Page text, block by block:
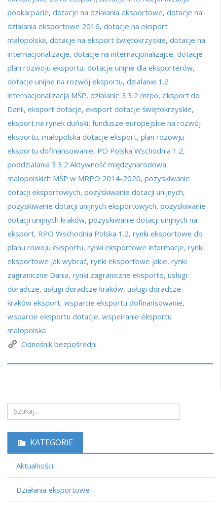
podkarpacie, dotacje na działania eksportowe, dotacje na
działania eksportowe 2016, dotacje na eksport
małopolska, dotacje na eksport świętokrzyskie, dotacje na
internacjonalizacje, dotacje na internacjonalizajce, dotacje
plan rozwoju eksportu, dotacje unijne dla eksporterów,
dotacje unijne na rozwój eksportu, działanie 1.2
internacjonalizacja MŚP, działanie 3.3.2 mrpo, eksport do
Danii, eksport dotacje, eksport dotacje świętokrzyskie,
eksport na rynek duński, fundusze europejskie na rozwój
eksportu, małopolska dotacje eksport, plan rozowju
eksportu dofinansowanie, PO Polska Wschodnia 1.2,
poddziałania 3.3.2 Aktywność międzynarodowa
małopolskich MŚP w MRPO 2014-2020, pozyskiwanie
dotacji eksportowych, pozyskiwanie dotacji unijnych,
pozyskiwanie dotacji unijnych eksportowych, pozyskiwanie
dotacji unijnych kraków, pozyskiwanie dotacji unijnych na
eksport, RPO Wschodnia Polska 1.2, rynki eksportowe do
planu rowoju eksportu, rynki eksportowe informacje, rynki
eksportowe jak wybrać, rynki eksportowe jakie, rynki
zagraniczne Dania, rynki zagraniczne eksporto, usługi
doradcze, usługi doradcze kraków, usługi doradcze
kraków eksport, wsparcie eksportu dofinansowanie,
wsparcie eksportu dotacje, wspeiranie eksportu
małopolska
Odnośnik bezpośredni
KATEGORIE
Aktualności
Działania eksportowe